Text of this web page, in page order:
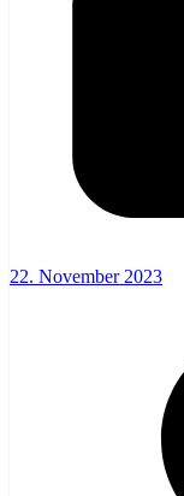
22. November 2023